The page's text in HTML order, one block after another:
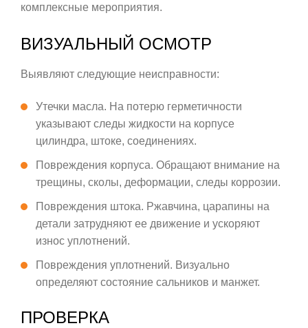
комплексные мероприятия.
ВИЗУАЛЬНЫЙ ОСМОТР
Выявляют следующие неисправности:
Утечки масла. На потерю герметичности
указывают следы жидкости на корпусе
цилиндра, штоке, соединениях.
Повреждения корпуса. Обращают внимание на
трещины, сколы, деформации, следы коррозии.
Повреждения штока. Ржавчина, царапины на
детали затрудняют ее движение и ускоряют
износ уплотнений.
Повреждения уплотнений. Визуально
определяют состояние сальников и манжет.
ПРОВЕРКА